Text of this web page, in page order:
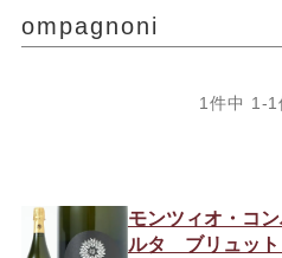
ompagnoni
1 件中 1 -1
モンツィオ・コ
ルタ ブリュッ